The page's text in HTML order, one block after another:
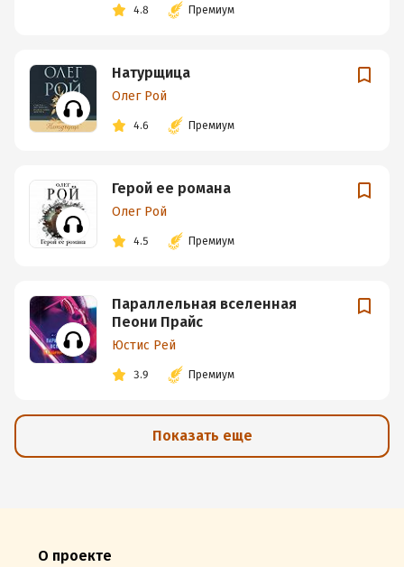
4.8 Премиум
Натурщица
Олег Рой
4.6 Премиум
Герой ее романа
Олег Рой
4.5 Премиум
Параллельная вселенная
Пеони Прайс
Юстис Рей
3.9 Премиум
Показать еще
О проекте